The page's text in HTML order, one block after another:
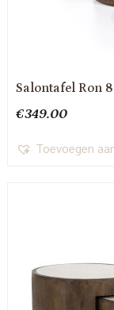
Salontafel Ron
€349.00
Toevoegen